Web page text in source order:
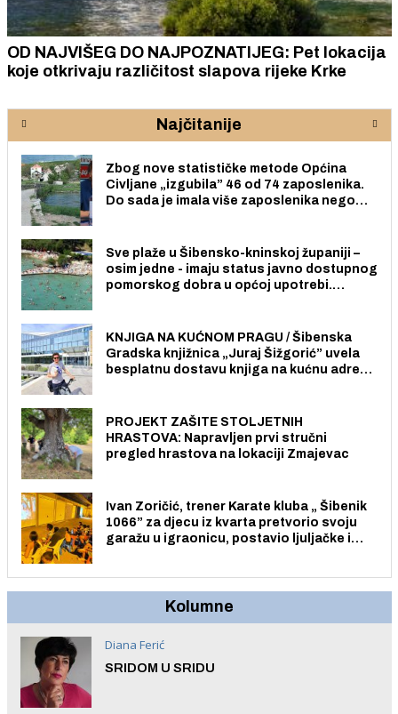
OD NAJVIŠEG DO NAJPOZNATIJEG: Pet lokacija
koje otkrivaju različitost slapova rijeke Krke
Najčitanije
Zbog nove statističke metode Općina
Civljane „izgubila” 46 od 74 zaposlenika.
Do sada je imala više zaposlenika nego
Sve plaže u Šibensko-kninskoj županiji –
osim jedne - imaju status javno dostupnog
pomorskog dobra u općoj upotrebi.
KNJIGA NA KUĆNOM PRAGU / Šibenska
Gradska knjižnica „Juraj Šižgorić” uvela
besplatnu dostavu knjiga na kućnu adresu
PROJEKT ZAŠITE STOLJETNIH
HRASTOVA: Napravljen prvi stručni
pregled hrastova na lokaciji Zmajevac
Ivan Zoričić, trener Karate kluba „ Šibenik
1066” za djecu iz kvarta pretvorio svoju
garažu u igraonicu, postavio ljuljačke i
Kolumne
Diana Ferić
SRIDOM U SRIDU